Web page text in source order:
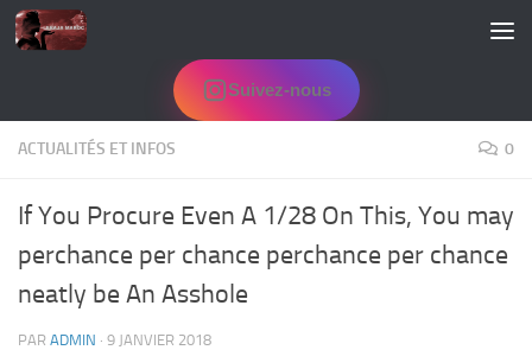
Skip to content
Suivez-nous
ACTUALITÉS ET INFOS 0
If You Procure Even A 1/28 On This, You may
perchance per chance perchance per chance
neatly be An Asshole
PAR ADMIN · 9 JANVIER 2018